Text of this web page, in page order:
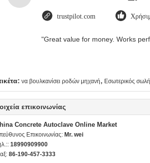
trustpilot.com
"Great value for money. Works
να βουλκανίσει ροδών μηχανή, Εσωτερικός
επικοινωνίας
Concrete Autoclave Online Market
Επικοινωνίας: Mr. wei
18990909900
86-190-457-3333